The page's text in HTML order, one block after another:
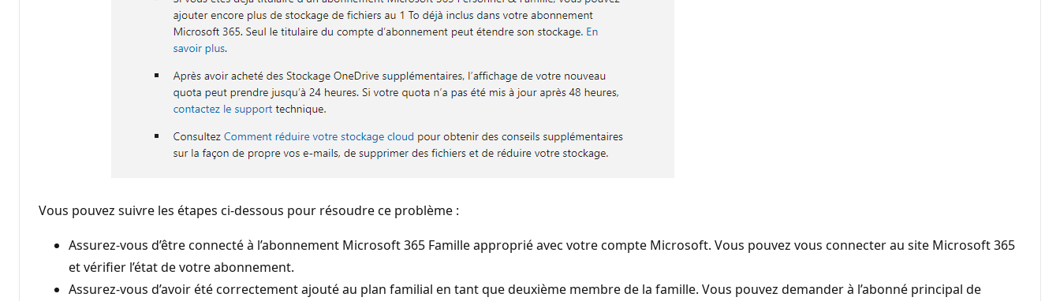
Vous pouvez suivre les étapes ci-dessous pour résoudre ce problème :
Assurez-vous d’être connecté à l’abonnement Microsoft 365 Famille approprié avec votre compte Microsoft. Vous pouvez vous connecter au site Microsoft 365
et vérifier l’état de votre abonnement.
Assurez-vous d’avoir été correctement ajouté au plan familial en tant que deuxième membre de la famille. Vous pouvez demander à l’abonné principal de